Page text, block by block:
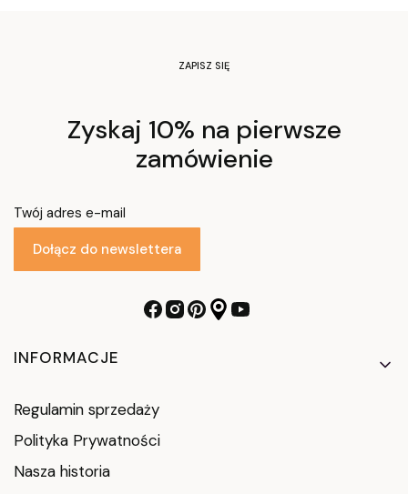
ZAPISZ SIĘ
Zyskaj 10% na pierwsze
zamówienie
Twój adres e-mail
Dołącz do newslettera
Linki w stopce
INFORMACJE
Regulamin sprzedaży
Polityka Prywatności
Nasza historia